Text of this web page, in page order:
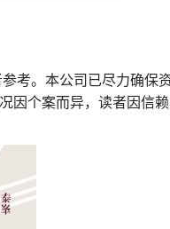
考。本公司已尽力确保
因个案而异，读者因信